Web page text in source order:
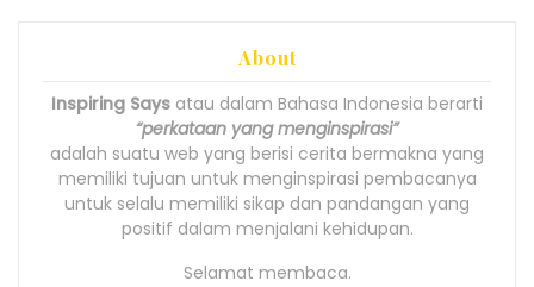
About
Inspiring Says atau dalam Bahasa Indonesia berarti
“perkataan yang menginspirasi”
adalah suatu web yang berisi cerita bermakna yang
memiliki tujuan untuk menginspirasi pembacanya
untuk selalu memiliki sikap dan pandangan yang
positif dalam menjalani kehidupan.
Selamat membaca.